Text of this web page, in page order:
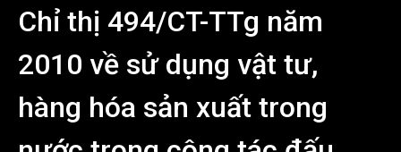
Chỉ thị 494/CT-TTg năm
2010 về sử dụng vật tư,
hàng hóa sản xuất trong